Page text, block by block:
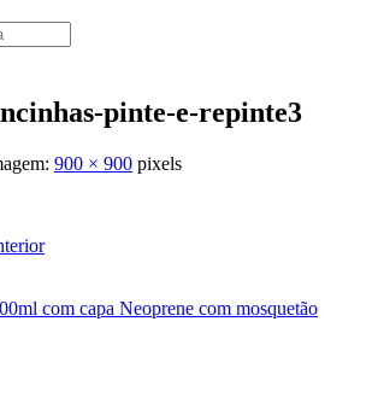
pinte-e-repinte3
900 × 900 pixels
com capa Neoprene com mosquetão